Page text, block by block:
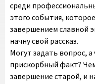
среди
этого события,
завершением славной
начну свой рассказ.
Могут задать вопрос,
прискорбный факт?
завершение старой, и